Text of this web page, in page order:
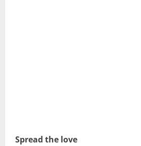
Spread the love